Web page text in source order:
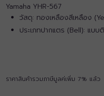
Yamaha YHR-567
วัสดุ: ทองเหลืองสีเหลือง
ประเภทปากแตร (Bell): แบ
ราคาสินค้ารวมภาษีมูลค่เพิ่ม 7% แล้ว